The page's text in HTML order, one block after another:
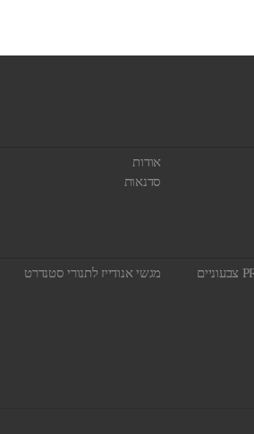
אודות
סדנאות
מגשי אנודייז לתנורי סטנדרט